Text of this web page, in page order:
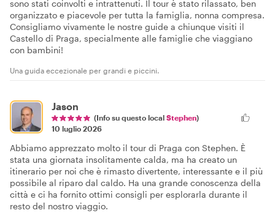
sono stati coinvolti e intrattenuti. Il tour è stato rilassato, ben
organizzato e piacevole per tutta la famiglia, nonna compresa.
Consigliamo vivamente le nostre guide a chiunque visiti il
Castello di Praga, specialmente alle famiglie che viaggiano
con bambini!
Una guida eccezionale per grandi e piccini.
Jason
(Info su questo local Stephen)
10 luglio 2026
Abbiamo apprezzato molto il tour di Praga con Stephen. È
stata una giornata insolitamente calda, ma ha creato un
itinerario per noi che è rimasto divertente, interessante e il più
possibile al riparo dal caldo. Ha una grande conoscenza della
città e ci ha fornito ottimi consigli per esplorarla durante il
resto del nostro viaggio.